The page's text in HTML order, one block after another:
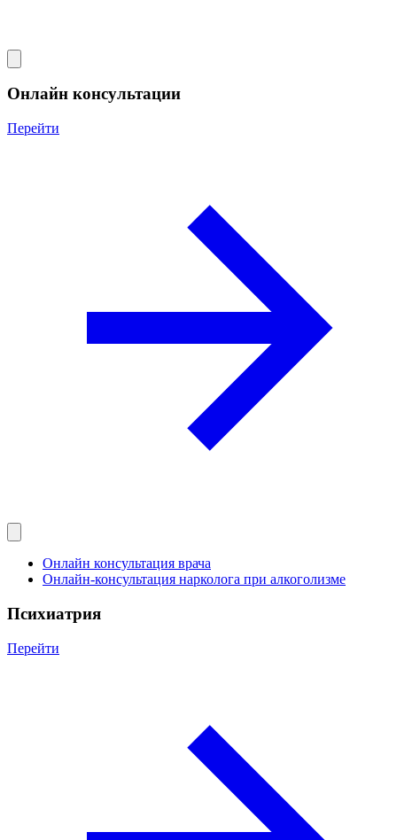
Онлайн консультации
Перейти
Онлайн консультация врача
Онлайн-консультация нарколога при алкоголизме
Психиатрия
Перейти